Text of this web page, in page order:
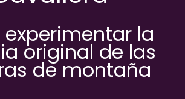
experimentar la
original de las
de montaña